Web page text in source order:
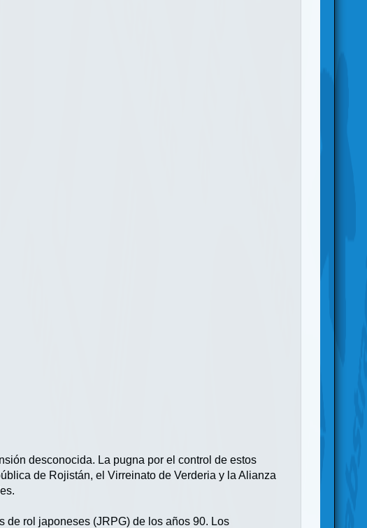
desconocida. La pugna por el control de estos
de Rojistán, el Virreinato de Verderia y la Alianza
de rol japoneses (JRPG) de los años 90. Los